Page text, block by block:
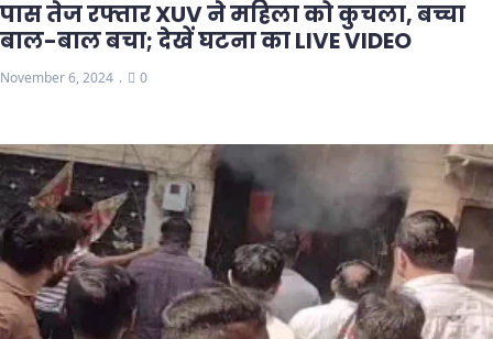
पास तेज रफ्तार XUV ने महिला को कुचला, बच्चा
बाल-बाल बचा; देखें घटना का LIVE VIDEO
November 6, 2024 0